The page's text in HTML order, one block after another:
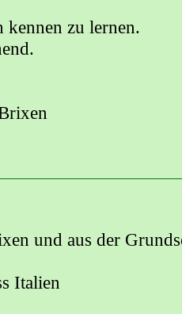
kennen zu lernen.
und aus der
Italien